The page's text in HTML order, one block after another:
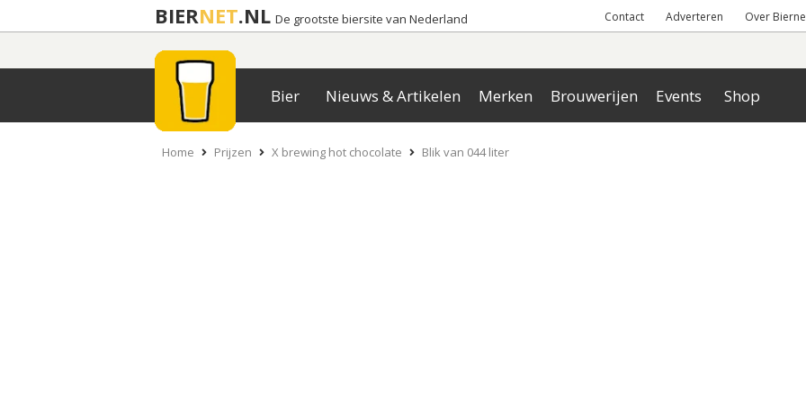
BIERNET.NL De grootste biersite van Nederland Contact Adverteren Over
Bier Nieuws & Artikelen Merken Brouwerijen Events Shop
Home Prijzen X brewing hot chocolate Blik van 044 liter